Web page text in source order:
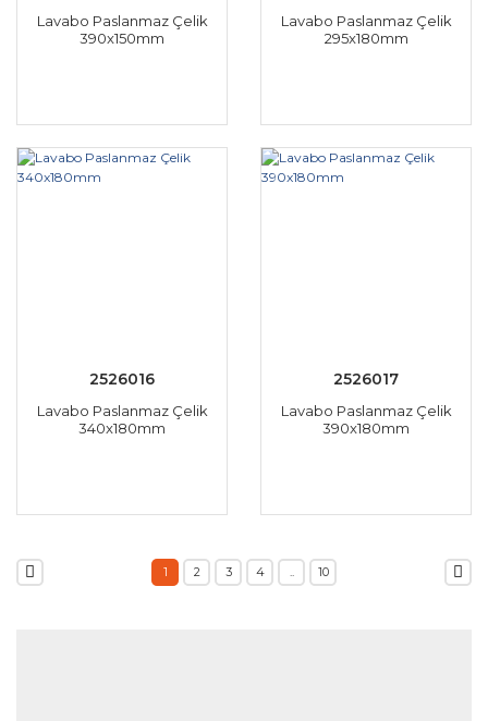
Lavabo Paslanmaz Çelik
390x150mm
Lavabo Paslanmaz Çelik
295x180mm
2526016
Lavabo Paslanmaz Çelik
340x180mm
2526017
Lavabo Paslanmaz Çelik
390x180mm
1 2 3 4 .. 10